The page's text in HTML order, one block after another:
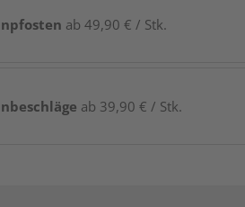
ab 49,90 € / Stk.
ab 39,90 € / Stk.